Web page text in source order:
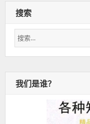
搜索
搜
索：
我们是谁？